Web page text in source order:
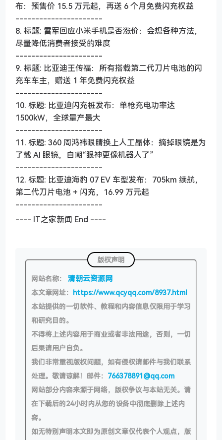
布：预售价 15.5 万元起，再送 6 个月免费闪充权益
----------------------
8. 标题: 雷军回应小米手机是否涨价：会想各种方法，
尽量降低消费者接受的难度
----------------------
9. 标题: 比亚迪王传福：所有搭载第二代刀片电池的闪
充车车主，赠送 1 年免费闪充权益
----------------------
10. 标题: 比亚迪闪充桩发布：单枪充电功率达
1500kW，全球量产最大
----------------------
11. 标题: 360 周鸿祎眼睛换上人工晶体：摘掉眼镜是为
了戴 AI 眼镜，自嘲“眼神更像机器人了”
----------------------
12. 标题: 比亚迪海豹 07 EV 车型发布：705km 续航，
第二代刀片电池 + 闪充，16.99 万元起
----------------------
---- IT之家新闻 End ----
版权声明
网站名称： 清朝云资源网
本文章网址： https://www.qcyqq.com/8937.html
本站提供的一切软件、教程和内容信息仅限用于学习
和研究目的。
不得将上述内容用于商业或者非法用途，否则，一切
后果请用户自负。
我们非常重视版权问题，如有侵权请邮件与我们联系
处理。敬请谅解！邮件： 766378891@qq.com
网站部分内容来源于网络，版权争议与本站无关。请
在下载后的24小时内从您的设备中彻底删除上述内
容。
如无特别声明本文即为原创文章仅代表个人观点，版